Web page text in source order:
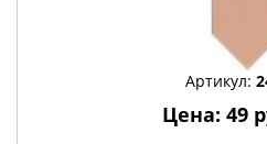
Артикул:
Цена: 49